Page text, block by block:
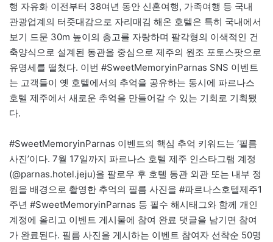
행 자유화 이전부터 38여년 동안 신혼여행, 가족여행 등 국내
관광업계의 터줏대감으로 자리매김 해온 호텔은 특히 국내에서
보기 드문 30m 높이의 층고를 자랑하며 팔각형의 이색적인 건
축양식으로 설계된 동관을 중심으로 제주의 원조 포토스팟으로
유명세를 떨쳤다. 이번 #SweetMemoryinParnas SNS 이벤트
는 고객들이 옛 호텔에서의 추억을 공유하는 동시에 파르나스
호텔 제주에서 새로운 추억을 만들어갈 수 있는 기회로 기획됐
다.
#SweetMemoryinParnas 이벤트의 핵심 추억 키워드는 ‘필름
사진’이다. 7월 17일까지 파르나스 호텔 제주 인스타그램 계정
(@parnas.hotel.jeju)을 팔로우 후 호텔 동관 외관 또는 내부 정
원을 배경으로 촬영한 추억의 필름 사진을 #파르나스호텔제주1
주년 #SweetMemoryinParnas 등 필수 해시태그와 함께 개인
계정에 올리고 이벤트 게시물에 참여 완료 댓글을 남기면 참여
가 완료된다. 필름 사진을 게시하는 이벤트 참여자 선착순 50명